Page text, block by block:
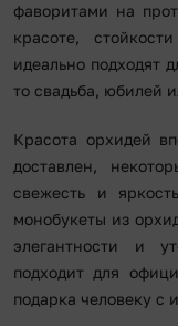
фаворитами на
красоте,
идеально подходят
то свадьба, юбилей
Красота орхидей
доставлен,
свежесть и
монобукеты из
элегантности и
подходит для
подарка человеку с